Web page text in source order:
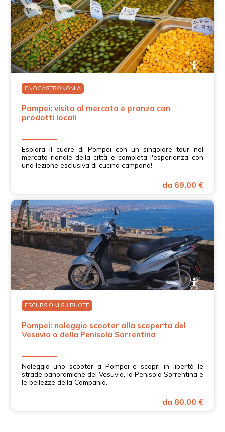
ENOGASTRONOMIA
Pompei: visita al mercato e pranzo con
prodotti locali
Esplora il cuore di Pompei con un singolare tour nel
mercato rionale della città e completa l'esperienza con
una lezione esclusiva di cucina campana!
da 69.00 €
ESCURSIONI SU RUOTE
Pompei: noleggio scooter alla scoperta del
Vesuvio o della Penisola Sorrentina
Noleggia uno scooter a Pompei e scopri in libertà le
strade panoramiche del Vesuvio, la Penisola Sorrentina e
le bellezze della Campania.
da 80.00 €